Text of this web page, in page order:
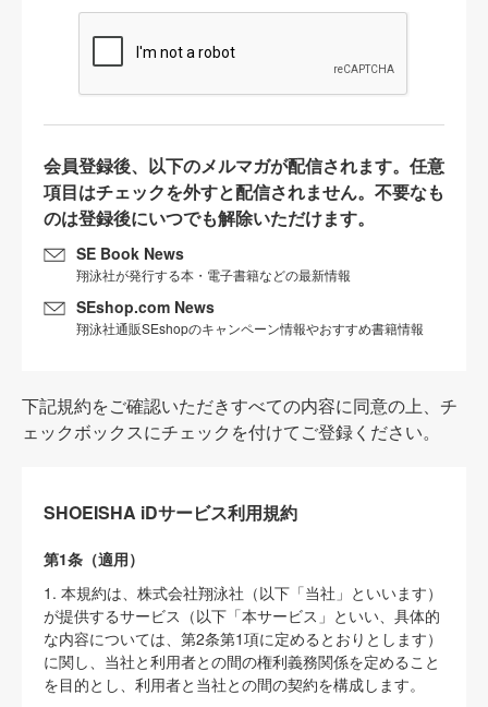
会員登録後、以下のメルマガが配信されます。任意
項目はチェックを外すと配信されません。不要なも
のは登録後にいつでも解除いただけます。
SE Book News
翔泳社が発行する本・電子書籍などの最新情報
SEshop.com News
翔泳社通販SEshopのキャンペーン情報やおすすめ書籍情報
下記規約をご確認いただきすべての内容に同意の上、チ
ェックボックスにチェックを付けてご登録ください。
SHOEISHA iDサービス利用規約
第1条（適用）
1. 本規約は、株式会社翔泳社（以下「当社」といいます）
が提供するサービス（以下「本サービス」といい、具体的
な内容については、第2条第1項に定めるとおりとします）
に関し、当社と利用者との間の権利義務関係を定めること
を目的とし、利用者と当社との間の契約を構成します。